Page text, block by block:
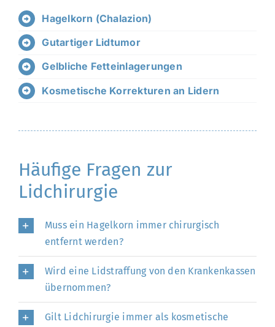
Hagelkorn (Chalazion)
Gutartiger Lidtumor
Gelbliche Fetteinlagerungen
Kosmetische Korrekturen an Lidern
Häufige Fragen zur
Lidchirurgie
Muss ein Hagelkorn immer chirurgisch
entfernt werden?
Wird eine Lidstraffung von den Krankenkassen
übernommen?
Gilt Lidchirurgie immer als kosmetische